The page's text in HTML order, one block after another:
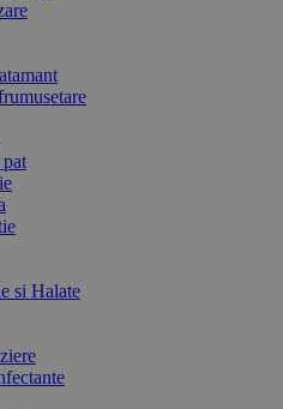
si Halate